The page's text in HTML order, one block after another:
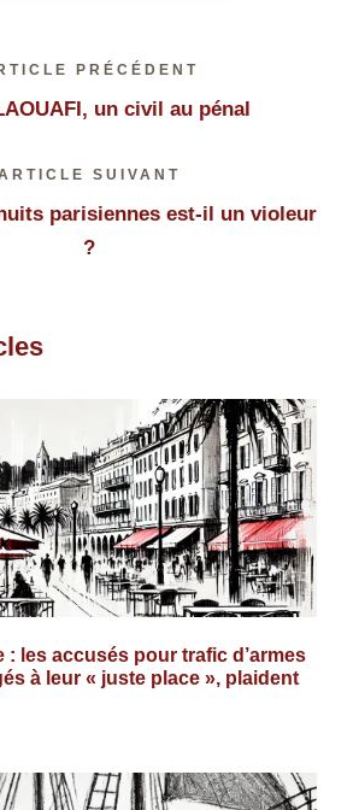
PRÉCÉDENT
un civil au pénal
SUIVANT
parisiennes est-il un violeur
?
: les accusés pour trafic d’armes
à leur « juste place », plaident